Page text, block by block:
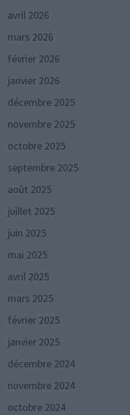
avril 2026
mars 2026
février 2026
janvier 2026
décembre 2025
novembre 2025
octobre 2025
septembre 2025
août 2025
juillet 2025
juin 2025
mai 2025
avril 2025
mars 2025
février 2025
janvier 2025
décembre 2024
novembre 2024
octobre 2024